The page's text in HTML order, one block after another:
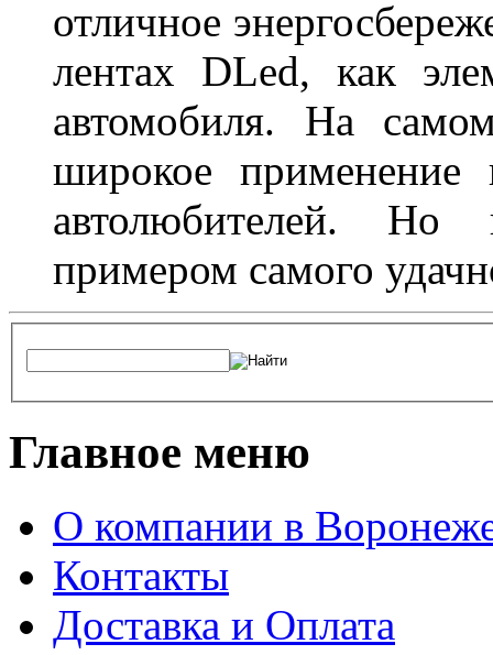
отличное
лентах DLed, как
автомобиля. На
широкое
автолюбителей. Но
примером самого
Главное меню
О компании в
Контакты
Доставка и Оплата